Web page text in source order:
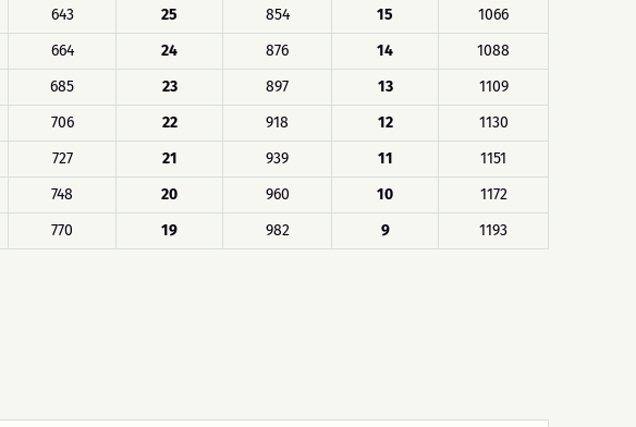
643 25 854 15
1066
664 24 876 14
1088
685 23 897 13
1109
706 22 918 12
1130
727 21 939 11
1151
748 20 960 10
1172
770 19 982 9 1193